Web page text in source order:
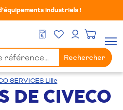
industriels !
DEVIS GRATUIT
Mes FavorisMon compte
Rechercher
SERVICES Lille
DE CIVECO